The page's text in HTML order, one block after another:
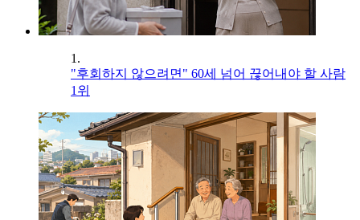
1.
"후회하지 않으려면" 60세 넘어 끊어내야 할 사람
1위